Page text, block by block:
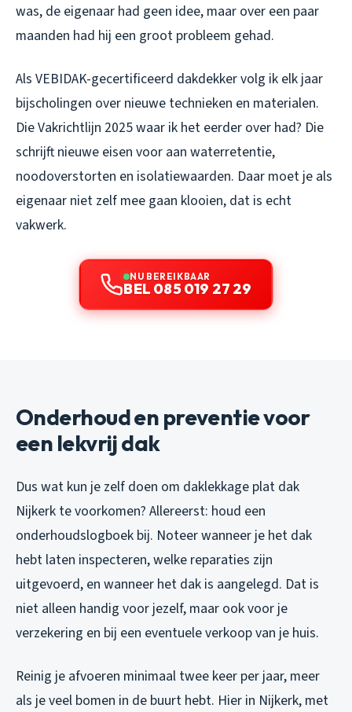
was, de eigenaar had geen idee, maar over een paar
maanden had hij een groot probleem gehad.
Als VEBIDAK-gecertificeerd dakdekker volg ik elk jaar
bijscholingen over nieuwe technieken en materialen.
Die Vakrichtlijn 2025 waar ik het eerder over had? Die
schrijft nieuwe eisen voor aan waterretentie,
noodoverstorten en isolatiewaarden. Daar moet je als
eigenaar niet zelf mee gaan klooien, dat is echt
vakwerk.
NU BEREIKBAAR
BEL 085 019 27 29
Onderhoud en preventie voor
een lekvrij dak
Dus wat kun je zelf doen om daklekkage plat dak
Nijkerk te voorkomen? Allereerst: houd een
onderhoudslogboek bij. Noteer wanneer je het dak
hebt laten inspecteren, welke reparaties zijn
uitgevoerd, en wanneer het dak is aangelegd. Dat is
niet alleen handig voor jezelf, maar ook voor je
verzekering en bij een eventuele verkoop van je huis.
Reinig je afvoeren minimaal twee keer per jaar, meer
als je veel bomen in de buurt hebt. Hier in Nijkerk, met